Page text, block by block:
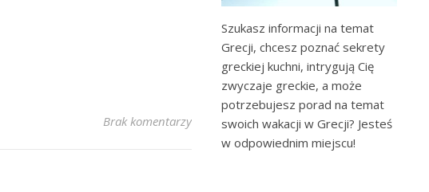
Brak komentarzy
Szukasz informacji na temat
Grecji, chcesz poznać sekrety
greckiej kuchni, intrygują Cię
zwyczaje greckie, a może
potrzebujesz porad na temat
swoich wakacji w Grecji? Jesteś
w odpowiednim miejscu!